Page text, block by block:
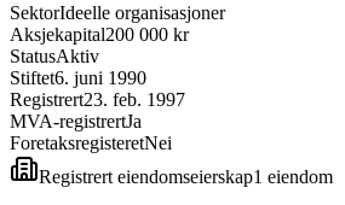
SektorIdeelle organisasjoner
Aksjekapital200 000 kr
StatusAktiv
Stiftet6. juni 1990
Registrert23. feb. 1997
MVA-registrertJa
ForetaksregisteretNei
Registrert eiendomseierskap1 eiendom